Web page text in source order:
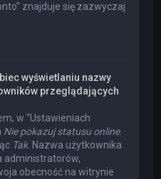
znajduje się zazwyczaj
wyświetlaniu nazwy
przeglądających
w “Ustawieniach
Nie pokazuj statusu online.
Tak. Nazwa użytkownika
administratorów,
obecność na witrynie